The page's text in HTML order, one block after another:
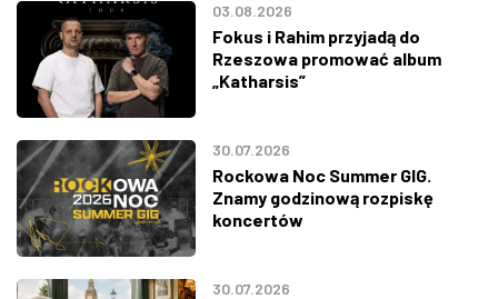
03.08.2026
Fokus i Rahim przyjadą do
Rzeszowa promować album
„Katharsis”
30.07.2026
Rockowa Noc Summer GIG.
Znamy godzinową rozpiskę
koncertów
30.07.2026